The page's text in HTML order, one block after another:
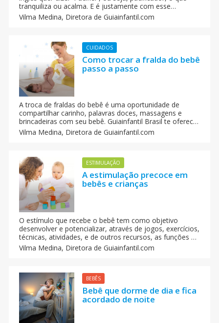
tranquiliza ou acalma. E é justamente com esse
propósito que a maioria dos pais começam a introduzir
a chupeta ao cotidiano dos bebês. O que não podemos
vantagens e desvantagens, sendo necessário conhecê-
las antes de tomar a decisão de utilizá-las.
Vilma Medina, Diretora de Guiainfantil.com
CUIDADOS
Como trocar a fralda do bebê
passo a passo
A troca de fraldas do bebê é uma oportunidade de
compartilhar carinho, palavras doces, massagens e
brincadeiras com seu bebê. Guiainfantil Brasil te oferece
dicas para trocar a fralda do seu bebê de uma forma
fácil e segura, passo a passo.
Vilma Medina, Diretora de Guiainfantil.com
ESTIMULAÇÃO
A estimulação precoce em
bebês e crianças
O estímulo que recebe o bebê tem como objetivo
desenvolver e potencializar, através de jogos, exercícios,
técnicas, atividades, e de outros recursos, as funções do
cérebro do bebê, beneficiando seu lado intelectual, seu
físico e sua afetividade.
Vilma Medina, Diretora de Guiainfantil.com
BEBÊS
Bebê que dorme de dia e fica
acordado de noite